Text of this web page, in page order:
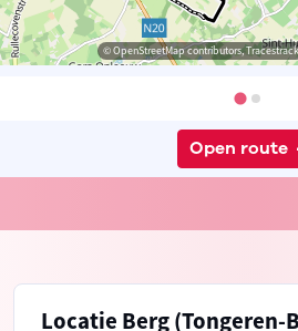
© OpenStreetMap contributors, Tracestrack
Open route
Locatie Berg (Tongeren-